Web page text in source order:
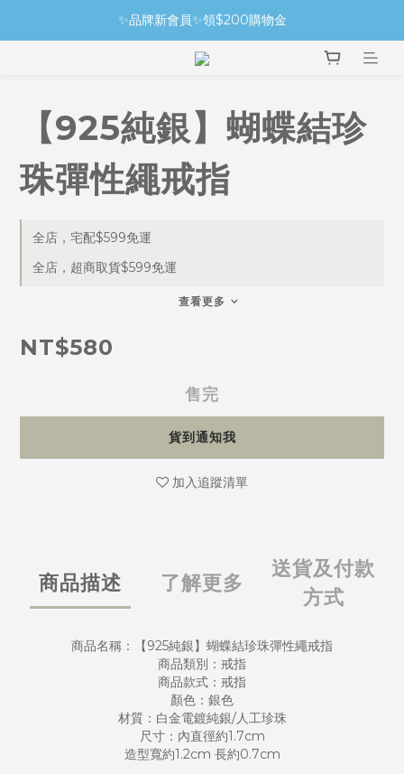
✨品牌新會員✨領$200購物金
【925純銀】蝴蝶結珍
珠彈性繩戒指
全店，宅配$599免運
全店，超商取貨$599免運
查看更多
NT$580
售完
貨到通知我
加入追蹤清單
商品描述 了解更多
送貨及付款
方式
商品名稱：【925純銀】蝴蝶結珍珠彈性繩戒指
商品類別：戒指
商品款式：戒指
顏色：銀色
材質：白金電鍍純銀/人工珍珠
尺寸：內直徑約1.7cm
造型寬約1.2cm 長約0.7cm